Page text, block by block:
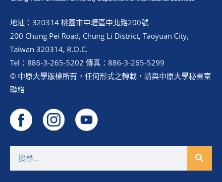
地址：320314 桃園市中壢區中北路200號
200 Chung Pei Road, Chung Li District, Taoyuan City,
Taiwan 320314, R.O.C.
Tel：886-3-265-5202 傳真：886-3-265-5299
© 中原大學版權所有，任何形式之轉載，請與中原大學秘書室
聯絡